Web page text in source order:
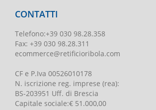
CONTATTI
Telefono:+39 030 98.28.358
Fax: +39 030 98.28.311
ecommerce@retificioribola.com
CF e P.Iva 00526010178
N. iscrizione reg. imprese (rea):
BS-203951 Uff. di Brescia
Capitale sociale:€ 51.000,00